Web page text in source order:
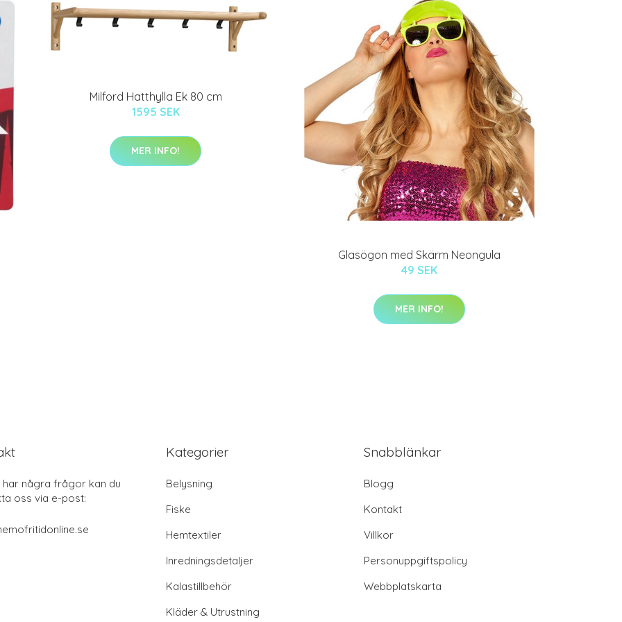
Milford Hatthylla Ek 80 cm
1595 SEK
MER INFO!
Glasögon med Skärm Neongula
49 SEK
MER INFO!
har några frågor kan du
oss via e-post:
Kategorier
Belysning
Fiske
Hemtextiler
Inredningsdetaljer
Kalastillbehör
Kläder & Utrustning
Snabblänkar
Blogg
Kontakt
Villkor
Personuppgiftspolicy
Webbplatskarta